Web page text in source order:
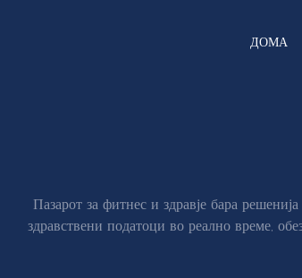
ДОМА
Пазарот за фитнес и здравје бара
здравствени податоци во реално време,